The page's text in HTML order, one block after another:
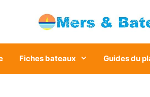
Fiches bateaux Guides du